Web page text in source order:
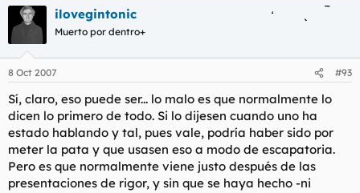
ilovegintonic
Muerto por dentro+
8 Oct 2007 #93
Sí, claro, eso puede ser... lo malo es que normalmente lo
dicen lo primero de todo. Si lo dijesen cuando uno ha
estado hablando y tal, pues vale, podría haber sido por
meter la pata y que usasen eso a modo de escapatoria.
Pero es que normalmente viene justo después de las
presentaciones de rigor, y sin que se haya hecho -ni